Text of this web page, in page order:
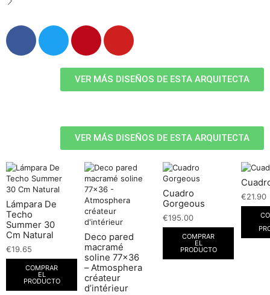
VER MÁS DISEÑOS DE ESTA ARQUITECTA
VER MÁS DISEÑOS DE ESTA ARQUITECTA
Lámpara De
Techo
Summer 30
Cm Natural
€19.65
COMPRAR
EL
PRODUCTO
Deco pared
macramé
soline 77×36
– Atmosphera
créateur
d’intérieur
Cuadro
Gorgeous
€195.00
COMPRAR
EL
PRODUCTO
€21.90